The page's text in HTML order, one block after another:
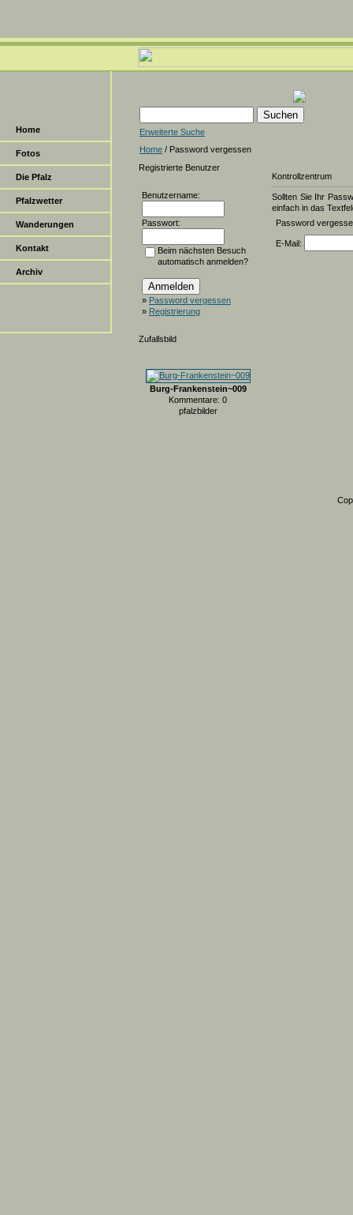
Home
Fotos
Die Pfalz
Pfalzwetter
Wanderungen
Kontakt
Archiv
Erweiterte Suche
Home / Password vergessen
Registrierte Benutzer
Benutzername:
Passwort:
Beim nächsten Besuch
automatisch anmelden?
» Password vergessen
» Registrierung
Zufallsbild
Burg-Frankenstein~009
Kommentare: 0
pfalzbilder
Kontrollzentrum
Sollten Sie Ihr
einfach in das
Password
E-Mail: